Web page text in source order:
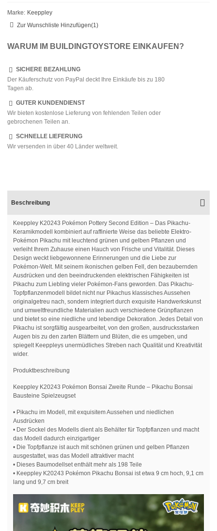
Marke: Keeppley
Zur Wunschliste Hinzufügen(1)
WARUM IM BUILDINGTOYSTORE EINKAUFEN?
SICHERE BEZAHLUNG
Der Käuferschutz von PayPal deckt Ihre Einkäufe bis zu 180
Tagen ab.
GUTER KUNDENDIENST
Wir bieten kostenlose Lieferung von fehlenden Teilen oder
gebrochenen Teilen an.
SCHNELLE LIEFERUNG
Wir versenden in über 40 Länder weltweit.
Beschreibung
Keeppley K20243 Pokémon Pottery Second Edition – Das Pikachu-
Keramikmodell kombiniert auf raffinierte Weise das beliebte Elektro-
Pokémon Pikachu mit leuchtend grünen und gelben Pflanzen und
verleiht Ihrem Zuhause einen Hauch von Frische und Vitalität. Dieses
Design weckt liebgewonnene Erinnerungen und die Liebe zur
Pokémon-Welt. Mit seinem ikonischen gelben Fell, den bezaubernden
Ausdrücken und den beeindruckenden elektrischen Fähigkeiten ist
Pikachu zum Liebling vieler Pokémon-Fans geworden. Das Pikachu-
Topfpflanzenmodell bildet nicht nur Pikachus klassisches Aussehen
originalgetreu nach, sondern integriert durch exquisite Handwerkskunst
und umweltfreundliche Materialien auch verschiedene Grünpflanzen
und bietet so eine niedliche und lebendige Dekoration. Jedes Detail von
Pikachu ist sorgfältig ausgearbeitet, von den großen, ausdrucksstarken
Augen bis zu den zarten Blättern und Blüten, die es umgeben, und
spiegelt Keeppleys unermüdliches Streben nach Qualität und Kreativität
wider.
Produktbeschreibung
Keeppley K20243 Pokémon Bonsai Zweite Runde – Pikachu Bonsai
Bausteine Spielzeugset
• Pikachu im Modell, mit exquisitem Aussehen und niedlichen
Ausdrücken
• Der Sockel des Modells dient als Behälter für Topfpflanzen und macht
das Modell dadurch einzigartiger
• Die Topfpflanze ist auch mit schönen grünen und gelben Pflanzen
ausgestattet, was das Modell attraktiver macht
• Dieses Baumodellset enthält mehr als 198 Teile
• Keeppley K20243 Pokémon Pikachu Bonsai ist etwa 9 cm hoch, 9,1 cm
lang und 9,7 cm breit